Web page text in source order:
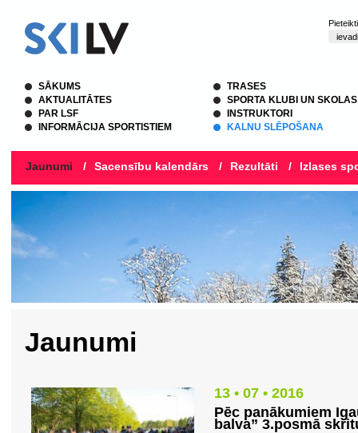
SĀKUMS
AKTUALITĀTES
PAR LSF
INFORMĀCIJA SPORTISTIEM
TRASES
SPORTA KLUBI UN SKOLAS
INSTRUKTORI
KALNU SLĒPOŠANA
Jaunumi / Sacensību kalendārs / Rezultāti / Izlases
Jaunumi
13 • 07 • 2016
Pēc panākumiem
balva” 3.posmā